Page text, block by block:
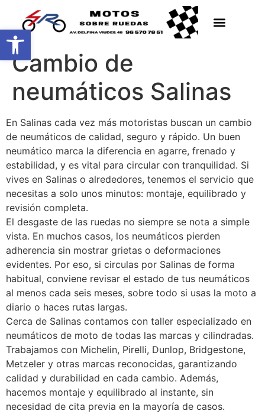
Abrir barra de herramientas
Cambio de
neumáticos Salinas
En Salinas cada vez más motoristas buscan un cambio
de neumáticos de calidad, seguro y rápido. Un buen
neumático marca la diferencia en agarre, frenado y
estabilidad, y es vital para circular con tranquilidad. Si
vives en Salinas o alrededores, tenemos el servicio que
necesitas a solo unos minutos: montaje, equilibrado y
revisión completa.
El desgaste de las ruedas no siempre se nota a simple
vista. En muchos casos, los neumáticos pierden
adherencia sin mostrar grietas o deformaciones
evidentes. Por eso, si circulas por Salinas de forma
habitual, conviene revisar el estado de tus neumáticos
al menos cada seis meses, sobre todo si usas la moto a
diario o haces rutas largas.
Cerca de Salinas contamos con taller especializado en
neumáticos de moto de todas las marcas y cilindradas.
Trabajamos con Michelin, Pirelli, Dunlop, Bridgestone,
Metzeler y otras marcas reconocidas, garantizando
calidad y durabilidad en cada cambio. Además,
hacemos montaje y equilibrado al instante, sin
necesidad de cita previa en la mayoría de casos.